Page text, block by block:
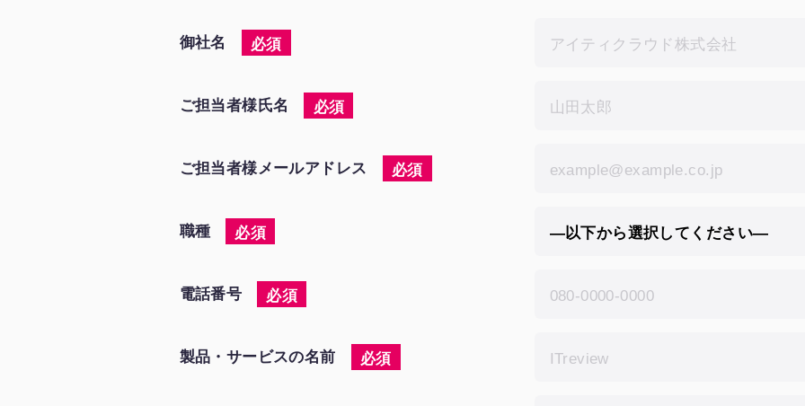
御社名 必須
ご担当者様⽒名 必須
ご担当者様メールアドレス 必須
職種 必須
電話番号 必須
製品・サービスの名前 必須